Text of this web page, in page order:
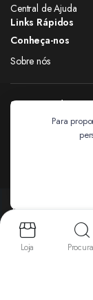
Central de Ajuda
Links Rápidos
Conheça-nos
Sobre nós
Siga nas redes
Copyright 2024 ©
Aceitamos:
Para
Loja